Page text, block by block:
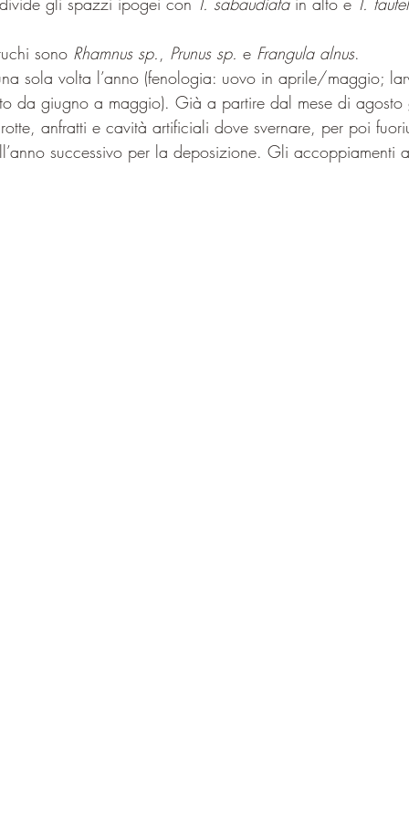
sono Rhamnus sp., Prunus sp. e Frangula alnus.
sola volta l’anno (fenologia: uovo in aprile/maggio;
da giugno a maggio). Già a partire dal mese di
anfratti e cavità artificiali dove svernare, per poi
successivo per la deposizione. Gli accoppiamenti